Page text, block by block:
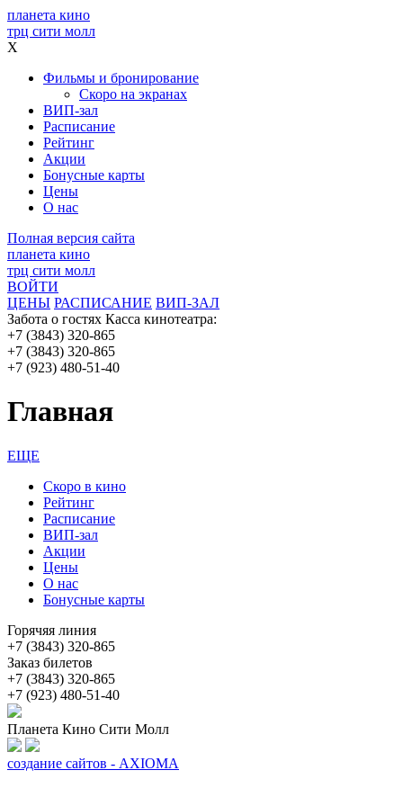
планета кино
трц сити молл
X
Фильмы и бронирование
Скоро на экранах
ВИП-зал
Расписание
Рейтинг
Акции
Бонусные карты
Цены
О нас
Полная версия сайта
планета кино
трц сити молл
ВОЙТИ
ЦЕНЫ РАСПИСАНИЕ ВИП-ЗАЛ
Забота о гостях Касса кинотеатра:
+7 (3843) 320-865
+7 (3843) 320-865
+7 (923) 480-51-40
Главная
ЕЩЕ
Скоро в кино
Рейтинг
Расписание
ВИП-зал
Акции
Цены
О нас
Бонусные карты
Горячяя линия
+7 (3843) 320-865
Заказ билетов
+7 (3843) 320-865
+7 (923) 480-51-40
Планета Кино Сити Молл
создание сайтов - AXIOMA